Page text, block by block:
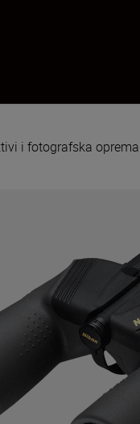
i fotografska oprema